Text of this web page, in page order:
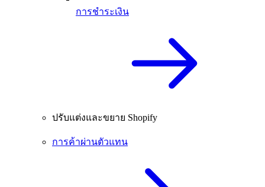
การชำระเงิน
ปรับแต่งและขยาย Shopify
การค้าผ่านตัวแทน